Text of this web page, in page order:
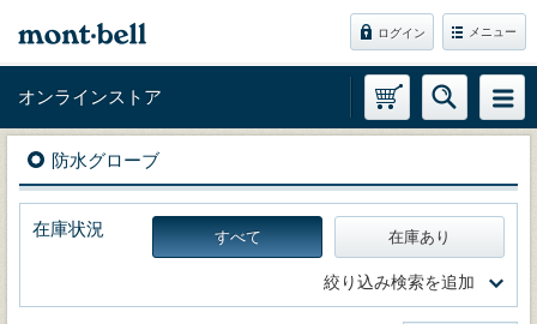
ログイン メニュー
オンラインストア
防水グローブ
在庫状況 すべて 在庫あり
絞り込み検索を追加